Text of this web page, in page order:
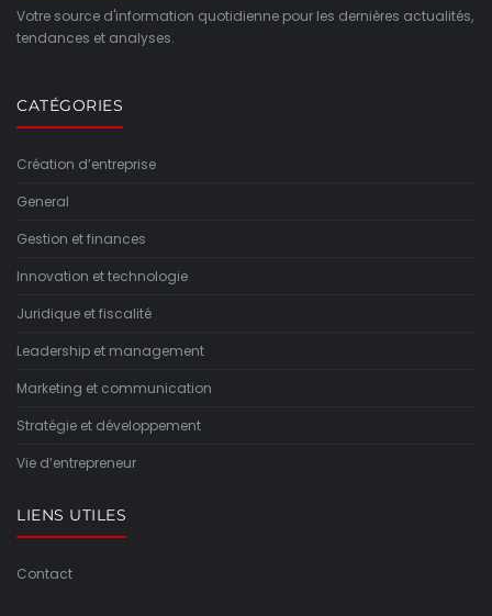
Votre source d'information quotidienne pour les dernières actualités,
tendances et analyses.
CATÉGORIES
Création d’entreprise
General
Gestion et finances
Innovation et technologie
Juridique et fiscalité
Leadership et management
Marketing et communication
Stratégie et développement
Vie d’entrepreneur
LIENS UTILES
Contact